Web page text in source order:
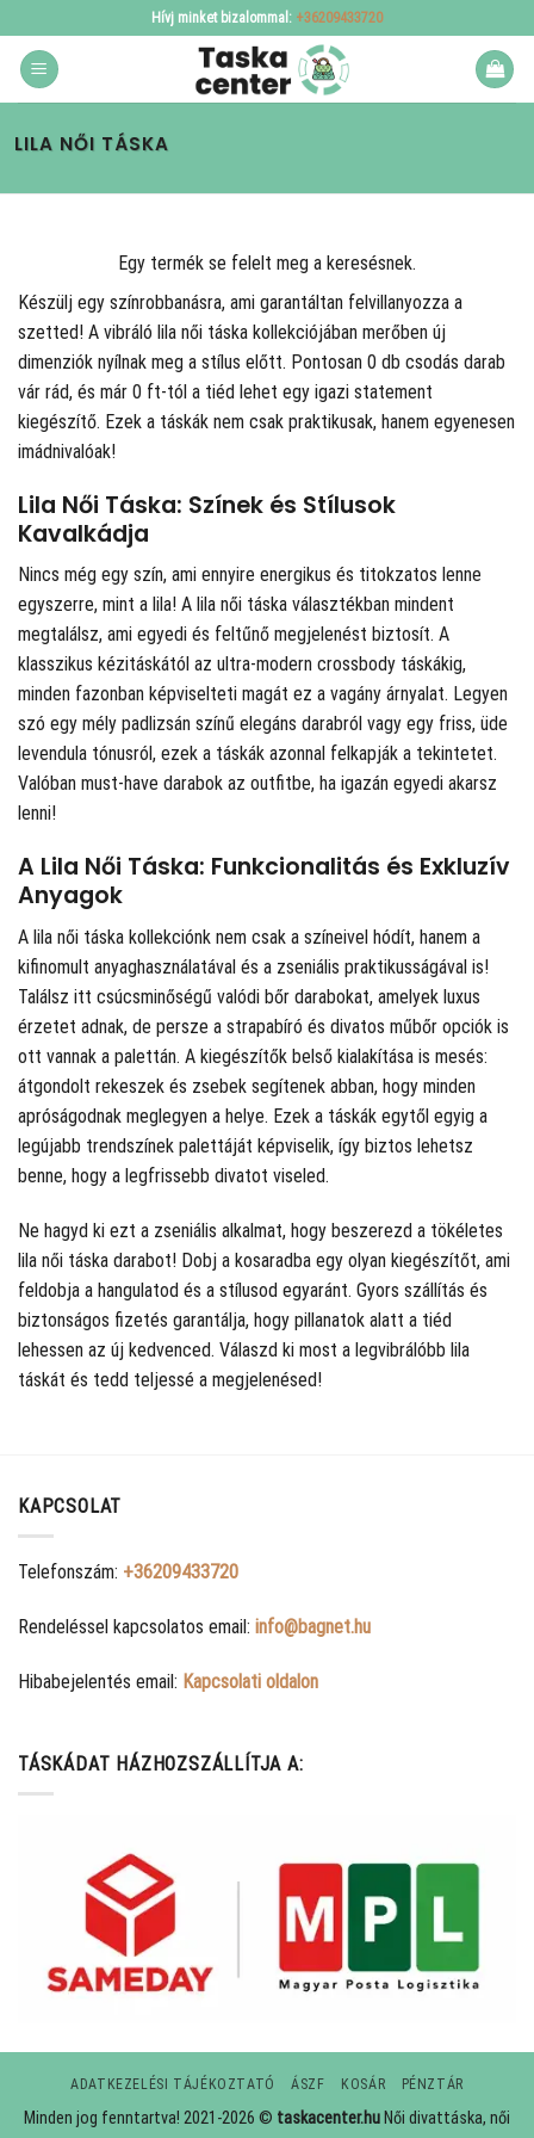
to
content
Hívj minket bizalommal: +36209433720
LILA NŐI TÁSKA
Egy termék se felelt meg a keresésnek.
Készülj egy színrobbanásra, ami garantáltan felvillanyozza a
szetted! A vibráló lila női táska kollekciójában merőben új
dimenziók nyílnak meg a stílus előtt. Pontosan 0 db csodás darab
vár rád, és már 0 ft-tól a tiéd lehet egy igazi statement
kiegészítő. Ezek a táskák nem csak praktikusak, hanem egyenesen
imádnivalóak!
Lila Női Táska: Színek és Stílusok
Kavalkádja
Nincs még egy szín, ami ennyire energikus és titokzatos lenne
egyszerre, mint a lila! A lila női táska választékban mindent
megtalálsz, ami egyedi és feltűnő megjelenést biztosít. A
klasszikus kézitáskától az ultra-modern crossbody táskákig,
minden fazonban képviselteti magát ez a vagány árnyalat. Legyen
szó egy mély padlizsán színű elegáns darabról vagy egy friss, üde
levendula tónusról, ezek a táskák azonnal felkapják a tekintetet.
Valóban must-have darabok az outfitbe, ha igazán egyedi akarsz
lenni!
A Lila Női Táska: Funkcionalitás és Exkluzív
Anyagok
A lila női táska kollekciónk nem csak a színeivel hódít, hanem a
kifinomult anyaghasználatával és a zseniális praktikusságával is!
Találsz itt csúcsminőségű valódi bőr darabokat, amelyek luxus
érzetet adnak, de persze a strapabíró és divatos műbőr opciók is
ott vannak a palettán. A kiegészítők belső kialakítása is mesés:
átgondolt rekeszek és zsebek segítenek abban, hogy minden
apróságodnak meglegyen a helye. Ezek a táskák egytől egyig a
legújabb trendszínek palettáját képviselik, így biztos lehetsz
benne, hogy a legfrissebb divatot viseled.
Ne hagyd ki ezt a zseniális alkalmat, hogy beszerezd a tökéletes
lila női táska darabot! Dobj a kosaradba egy olyan kiegészítőt, ami
feldobja a hangulatod és a stílusod egyaránt. Gyors szállítás és
biztonságos fizetés garantálja, hogy pillanatok alatt a tiéd
lehessen az új kedvenced. Válaszd ki most a legvibrálóbb lila
táskát és tedd teljessé a megjelenésed!
KAPCSOLAT
Telefonszám: +36209433720
Rendeléssel kapcsolatos email: info@bagnet.hu
Hibabejelentés email: Kapcsolati oldalon
TÁSKÁDAT HÁZHOZSZÁLLÍTJA A:
ADATKEZELÉSI TÁJÉKOZTATÓ ÁSZF KOSÁR PÉNZTÁR
Minden jog fenntartva! 2021-2026 © taskacenter.hu Női divattáska, női